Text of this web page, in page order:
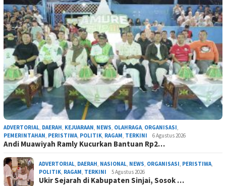
ADVERTORIAL, DAERAH, KEJUARAAN, NEWS, OLAHRAGA, ORGANISASI,
PEMERINTAHAN, PERISTIWA, POLITIK, RAGAM, TERKINI 6 Agustus 2026
Andi Muawiyah Ramly Kucurkan Bantuan Rp2…
ADVERTORIAL, DAERAH, NASIONAL, NEWS, ORGANISASI, PERISTIWA,
POLITIK, RAGAM, TERKINI 5 Agustus 2026
Ukir Sejarah di Kabupaten Sinjai, Sosok …